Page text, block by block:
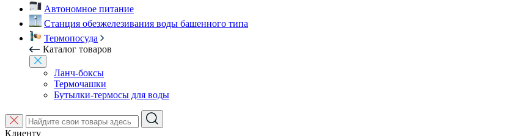
Автономное питание
Станция обезжелезивания воды башенного типа
Термопосуда
Каталог товаров
Ланч-боксы
Термочашки
Бутылки-термосы для воды
Клиенту